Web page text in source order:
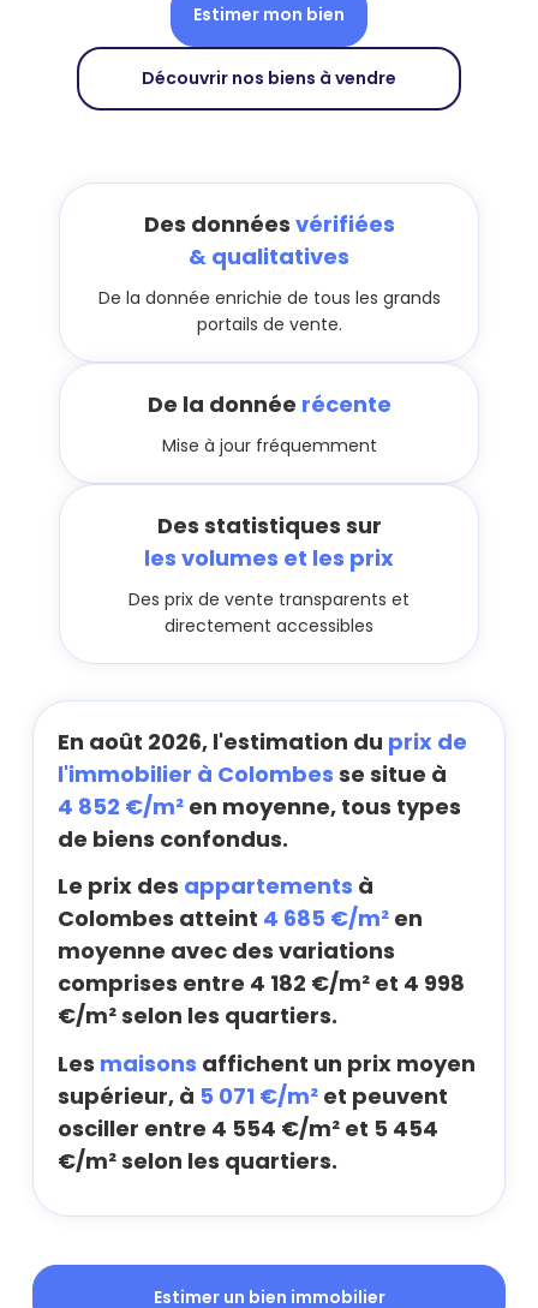
Estimer mon bien
Découvrir nos biens à vendre
Des données vérifiées
& qualitatives
De la donnée enrichie de tous les grands
portails de vente.
De la donnée récente
Mise à jour fréquemment
Des statistiques sur
les volumes et les prix
Des prix de vente transparents et
directement accessibles
En août 2026, l'estimation du prix de
l'immobilier à Colombes se situe à
4 852 €/m² en moyenne, tous types
de biens confondus.
Le prix des appartements à
Colombes atteint 4 685 €/m² en
moyenne avec des variations
comprises entre 4 182 €/m² et 4 998
€/m² selon les quartiers.
Les maisons affichent un prix moyen
supérieur, à 5 071 €/m² et peuvent
osciller entre 4 554 €/m² et 5 454
€/m² selon les quartiers.
Estimer un bien immobilier